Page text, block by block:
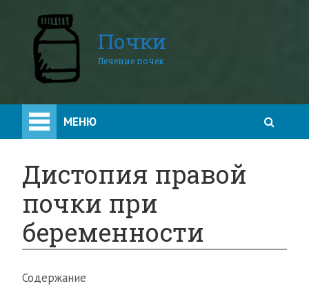
Почки
Лечение почек
МЕНЮ
Дистопия правой
почки при
беременности
Содержание